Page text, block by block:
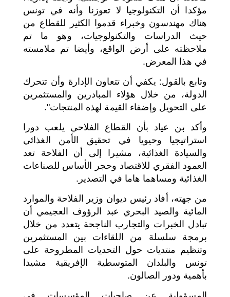
مؤكدا أن التكنولوجيا لا تعوزنا وأنه في تونس
هناك مهندسون وخبراء قدموا الكثير للقطاع من
حيث الدراسات والتكنولوجيات، وهو ما تم
ملاحظته على أرض الواقع، وأيضا تم ملامسته
في هذا المعرض.
وتابع بالقول: يكفي أن تتعاون الإدارة وأن تتحرك
الدولة، من خلال هؤلاء المبادرين والمستثمرين
على التحويل وإضفاء القيمة لهذه المنتجات".
وأكد بن عياد بأن القطاع الفلاحي يلعب دورا
استراتيجيا وحيويا في تحقيق الأمن الغذائي
والسيادة الغذائية، مشيرا إلى أن الفلاحة تعد
العمود الفقري للاقتصاد وحجر الأساس للصناعات
الغذائية ومساهما هاما في التصدير.
من جهته، أفاد رئيس ديوان وزير الفلاحة والموارد
المائية والصيد البحري عبد الرؤوف العجيمي أن
تبادل الخبرات والتجارب الناجحة يتعدد من خلال
برمجة سلسلة من اللقاءات بين المستثمرين
وتنظيم منتديات حول التحديات المطروحة على
تونس والبلدان المتوسطية الإفريقية مشيدا
بأهمية ودور الصالون.